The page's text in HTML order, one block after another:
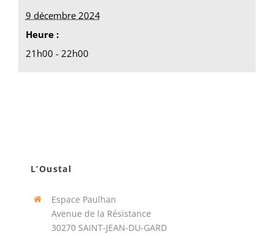
9 décembre 2024
Heure :
21h00 - 22h00
L’Oustal
Espace Paulhan
Avenue de la Résistance
30270 SAINT-JEAN-DU-GARD